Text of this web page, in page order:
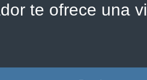
te ofrece una